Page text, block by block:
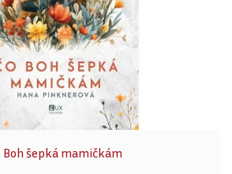
Boh šepká mamičkám